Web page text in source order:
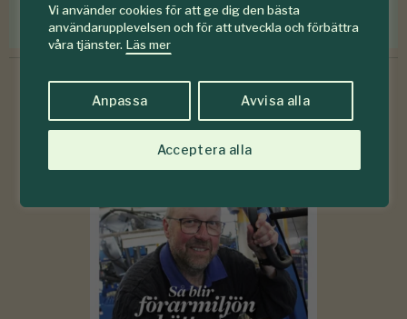
Vi använder cookies för att ge dig den bästa
användarupplevelsen och för att utveckla och förbättra
våra tjänster. Läs mer
Anpassa Avvisa alla
Acceptera alla
Förmåner för dig som är medlem
6-7